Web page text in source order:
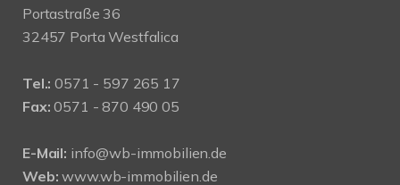
Portastraße 36
32457 Porta Westfalica
Tel.: 0571 - 597 265 17
Fax: 0571 - 870 490 05
E-Mail: info@wb-immobilien.de
Web: www.wb-immobilien.de